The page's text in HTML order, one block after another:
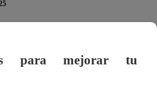
y gobernadores regionales. No
para mejorar tu